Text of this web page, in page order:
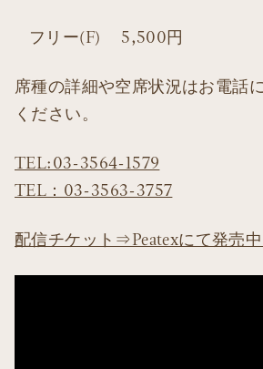
フリー(F) 5,500円
席種の詳細や空席状況はお電話
ください。
TEL:03-3564-1579
TEL：03-3563-3757
配信チケット⇒Peatexにて発売中